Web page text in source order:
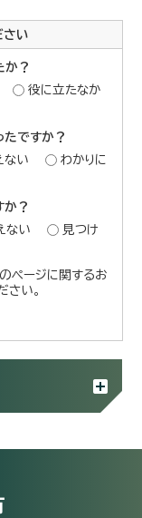
さい
か？
役に立たなか
たですか？
ない
わかりに
か？
ない
見つけ
ページに関するお
さい。